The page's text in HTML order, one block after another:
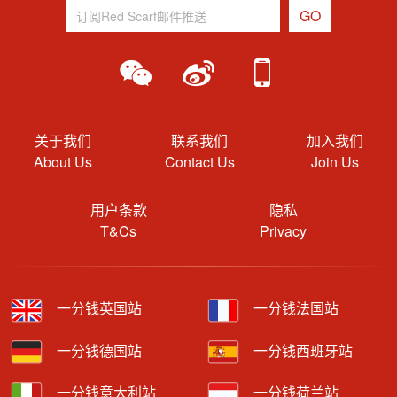
关于我们
About Us
联系我们
Contact Us
加入我们
Join Us
用户条款
T&Cs
隐私
Privacy
一分钱英国站 一分钱法国站
一分钱德国站 一分钱西班牙站
一分钱意大利站 一分钱荷兰站